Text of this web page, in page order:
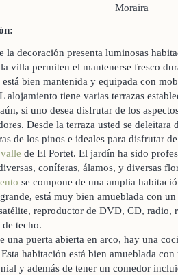
la decoración presenta luminosas
villa permiten el mantenerse fresco
bien mantenida y equipada con
alojamiento tiene varias terrazas
si uno desea disfrutar de los
Desde la terraza usted se deleitara
de los pinos e ideales para disfrutar
valle de El Portet. El jardín ha sido
coníferas, álamos, y diversas
se compone de una amplia
está muy bien amueblada con
reproductor de DVD, CD, radio,
techo.
una puerta abierta en arco, hay una
habitación está bien amueblada
y además de tener un comedor